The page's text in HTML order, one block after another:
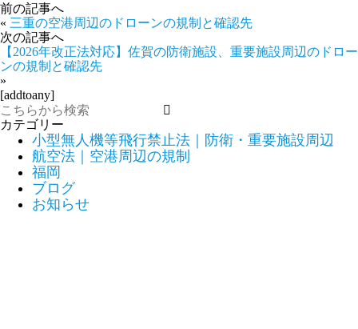
前の記事へ
« 三重の空港周辺のドローンの規制と確認先
次の記事へ
【2026年改正法対応】佐賀の防衛施設、重要施設周辺のドロー
ンの規制と確認先
»
[addtoany]
カテゴリー
小型無人機等飛行禁止法｜防衛・重要施設周辺
航空法｜空港周辺の規制
福岡
ブログ
お知らせ